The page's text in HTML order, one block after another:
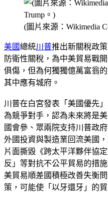
(圖片來源：Wikimedia
美國總統川普推出新關稅政
防衛性關稅，為中美貿易戰
俱傷，但為何獨獨億萬富翁
其中應有城府。
川普在白宮發表「美國優先
為競爭對手，認為未來將是
國會參、眾兩院支持川普政
外國投資與製造業回流美國
片面撕毀《跨太平洋夥伴協
反」等對抗不公平貿易的措
美貿易順差國積極改善失衡
策，可能使「以牙還牙」的